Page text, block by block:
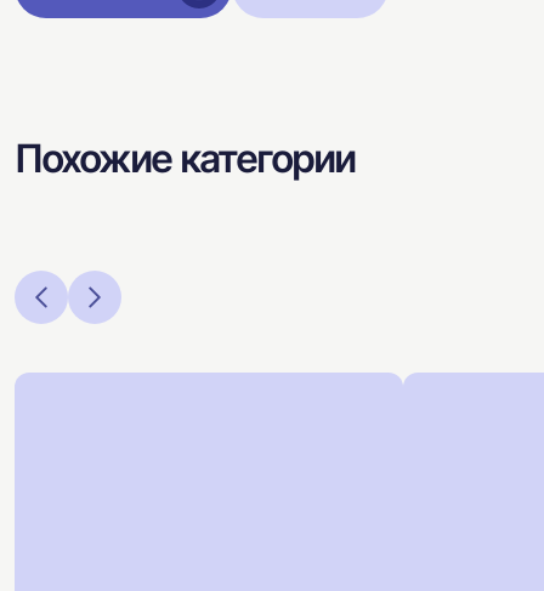
Похожие категории